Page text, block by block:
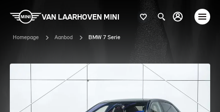
VAN LAARHOVEN MINI
Homepage Aanbod BMW 7 Serie